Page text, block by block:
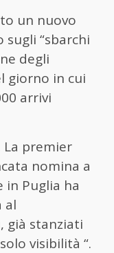
un nuovo
“sbarchi
degli
giorno in cui
arrivi
La premier
nomina a
in Puglia ha
al
già stanziati
visibilità “.